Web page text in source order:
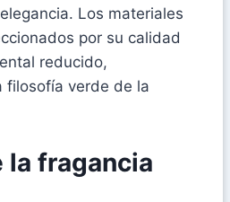
Los materiales
por su calidad
reducido,
filosofía verde de la
la fragancia